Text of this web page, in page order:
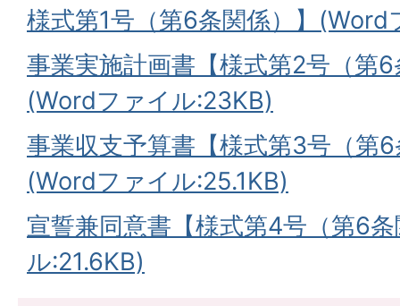
様式第1号（第6条関係）】
事業実施計画書【様式第2号（第
(Wordファイル:23KB)
事業収支予算書【様式第3号（第
(Wordファイル:25.1KB)
宣誓兼同意書【様式第4号（第6
ル:21.6KB)